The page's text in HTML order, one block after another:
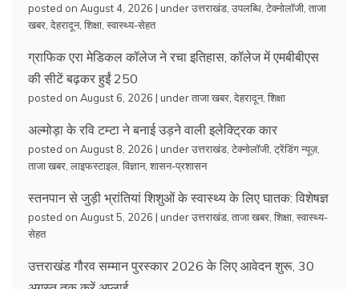
posted on August 4, 2026 | underउत्तराखंड उपलब्धि टेक्नोलॉजी ताजा
खबर देहरादून, शिक्षा स्वास्थ्य-सेहत
ग्राफिक एरा मेडिकल कॉलेज ने रचा इतिहास, कॉलेज में एमबीबीएस
की सीटें बढ़कर हुईं 250
posted on August 6, 2026 | underताजा खबर देहरादून, शिक्षा
अल्मोड़ा के रवि टम्टा ने बनाई उड़ने वाली इलेक्ट्रिक कार
posted on August 8, 2026 | underउत्तराखंड टेक्नोलॉजी ट्रेंडिंग न्यूज़,
ताजा खबर लाइफस्टाइल विज्ञान, शासन-प्रशासन
स्तनपान से जुड़ी भ्रांतियां शिशुओं के स्वास्थ्य के लिए घातक: विशेषज्ञ
posted on August 5, 2026 | underउत्तराखंड ताजा खबर शिक्षा स्वास्थ्य-
सेहत
उत्तराखंड गौरव सम्मान पुरस्कार 2026 के लिए आवेदन शुरू, 30